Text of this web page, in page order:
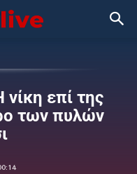
επί της
των πυλών